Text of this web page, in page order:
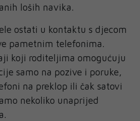
loših navika.
ostati u kontaktu s djecom
pametnim telefonima.
koji roditeljima omogućuju
samo na pozive i poruke,
na preklop ili čak satovi
nekoliko unaprijed